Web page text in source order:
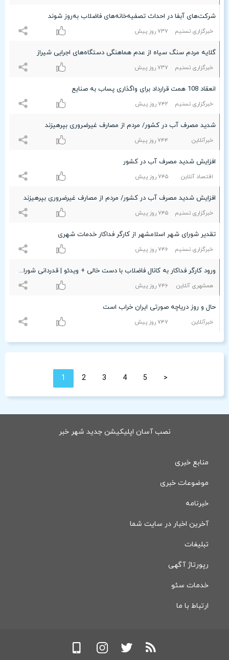
شرکت‌های آبفا در احداث تصفیه‌خانه‌های فاضلاب به‌روز شوند
خبرگزاری تسنیم ۷٣۷ روز پیش
گلایه مردم سنگ سیاه از عدم هماهنگی دستگاه‌های اجرایی شیراز
خبرگزاری تسنیم ۷٣۷ روز پیش
انعقاد 108 همت قرارداد برای واگذاری پساب به صنایع
خبرگزاری تسنیم ۷۴۲ روز پیش
شدید مصرف آب در کشور/ مردم از مصارف غیرضروری بپرهیزند
خبرآنلاین ۷۴۴ روز پیش
افزایش شدید مصرف آب در کشور
اقتصاد آنلاین ۷۴۵ روز پیش
افزایش شدید مصرف آب در کشور/ مردم از مصارف غیرضروری بپرهیزند
خبرگزاری تسنیم ۷۴۵ روز پیش
تقدیر شورای شهر اسلامشهر از کارگر فداکار خدمات شهری
خبرگزاری تسنیم ۷۴۶ روز پیش
ورود کارگر فداکار به کانال فاضلاب با دست خالی + ویدئو | قدردانی شورای شهر از این کارگر فداکار
همشهری آنلاین ۷۴۶ روز پیش
حال و روز دریاچه صورتی ایران خراب است
خبرآنلاین ۷۴۷ روز پیش
1 2 3 4 5 <
نصب آسان اپلیکیشن جدید شهر خبر
منابع خبری
موضوعات خبری
خبرنامه
آخرین اخبار در سایت شما
تبلیغات
رپورتاژ آگهی
خدمات سئو
ارتباط با ما